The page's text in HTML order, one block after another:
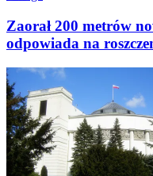
Zaorał 200 metrów
odpowiada na